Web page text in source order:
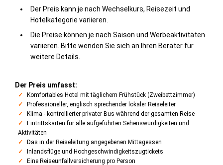
Der Preis kann je nach Wechselkurs, Reisezeit und
Hotelkategorie variieren.
Die Preise können je nach Saison und Werbeaktivitäten
variieren. Bitte wenden Sie sich an Ihren Berater für
weitere Details.
Der Preis umfasst:
Komfortables Hotel mit täglichem Frühstück (Zweibettzimmer)
Professioneller, englisch sprechender lokaler Reiseleiter
Klima - kontrollierter privater Bus während der gesamten Reise
Eintrittskarten für alle aufgeführten Sehenswürdigkeiten und
Aktivitäten
Das in der Reiseleitung angegebenen Mittagessen
Inlandsflüge und Hochgeschwindigkeitszugtickets
Eine Reiseunfallversicherung pro Person